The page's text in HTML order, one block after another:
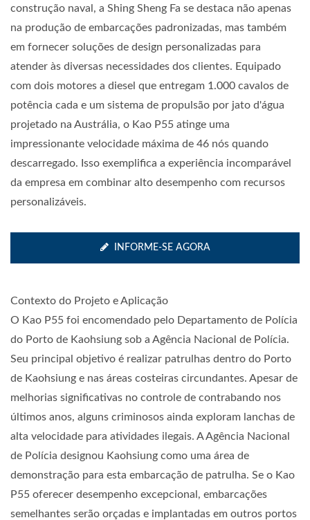
construção naval, a Shing Sheng Fa se destaca não apenas
na produção de embarcações padronizadas, mas também
em fornecer soluções de design personalizadas para
atender às diversas necessidades dos clientes. Equipado
com dois motores a diesel que entregam 1.000 cavalos de
potência cada e um sistema de propulsão por jato d'água
projetado na Austrália, o Kao P55 atinge uma
impressionante velocidade máxima de 46 nós quando
descarregado. Isso exemplifica a experiência incomparável
da empresa em combinar alto desempenho com recursos
personalizáveis.
INFORME-SE AGORA
Contexto do Projeto e Aplicação
O Kao P55 foi encomendado pelo Departamento de Polícia
do Porto de Kaohsiung sob a Agência Nacional de Polícia.
Seu principal objetivo é realizar patrulhas dentro do Porto
de Kaohsiung e nas áreas costeiras circundantes. Apesar de
melhorias significativas no controle de contrabando nos
últimos anos, alguns criminosos ainda exploram lanchas de
alta velocidade para atividades ilegais. A Agência Nacional
de Polícia designou Kaohsiung como uma área de
demonstração para esta embarcação de patrulha. Se o Kao
P55 oferecer desempenho excepcional, embarcações
semelhantes serão orçadas e implantadas em outros portos